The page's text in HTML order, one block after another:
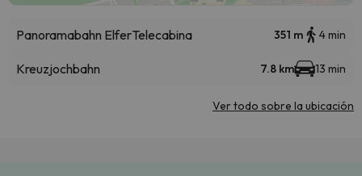
Panoramabahn ElferTelecabina 351 m 4 min
Kreuzjochbahn 7.8 km 13 min
Ver todo sobre la ubicación